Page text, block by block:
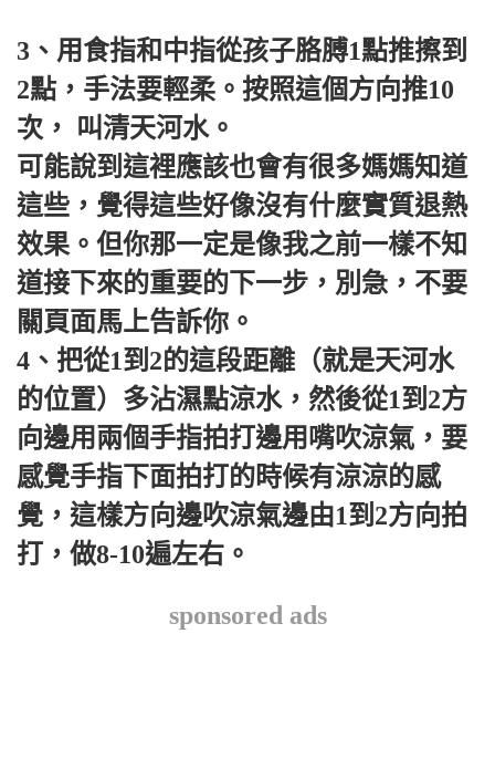
3、用食指和中指從孩子胳膊1點推擦到
2點，手法要輕柔。按照這個方向推10
次， 叫清天河水。
可能說到這裡應該也會有很多媽媽知道
這些，覺得這些好像沒有什麼實質退熱
效果。但你那一定是像我之前一樣不知
道接下來的重要的下一步，別急，不要
關頁面馬上告訴你。
4、把從1到2的這段距離（就是天河水
的位置）多沾濕點涼水，然後從1到2方
向邊用兩個手指拍打邊用嘴吹涼氣，要
感覺手指下面拍打的時候有涼涼的感
覺，這樣方向邊吹涼氣邊由1到2方向拍
打，做8-10遍左右。
sponsored ads